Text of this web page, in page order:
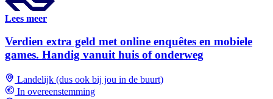
Lees meer
Verdien extra geld met online enquêtes en mobiele
games. Handig vanuit huis of onderweg
Landelijk (dus ook bij jou in de buurt)
In overeenstemming